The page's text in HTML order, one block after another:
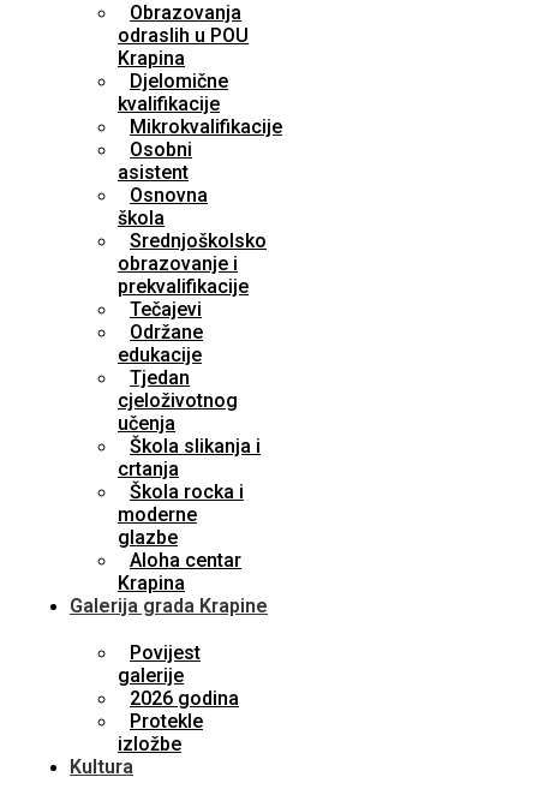
Obrazovanja
odraslih u POU
Krapina
Djelomične
kvalifikacije
Mikrokvalifikacije
Osobni
asistent
Osnovna
škola
Srednjoškolsko
obrazovanje i
prekvalifikacije
Tečajevi
Održane
edukacije
Tjedan
cjeloživotnog
učenja
Škola slikanja i
crtanja
Škola rocka i
moderne
glazbe
Aloha centar
Krapina
Galerija grada Krapine
Povijest
galerije
2026 godina
Protekle
izložbe
Kultura